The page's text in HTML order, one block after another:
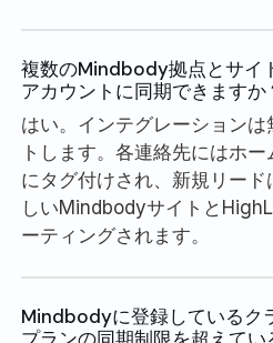
複数のMindbody拠点とサイ
アカウントに同期できますか
はい。インテグレーション
トします。各連絡先にはホ
にタグ付けされ、新規リー
しいMindbodyサイトと
ーティングされます。
Mindbodyに登録しているク